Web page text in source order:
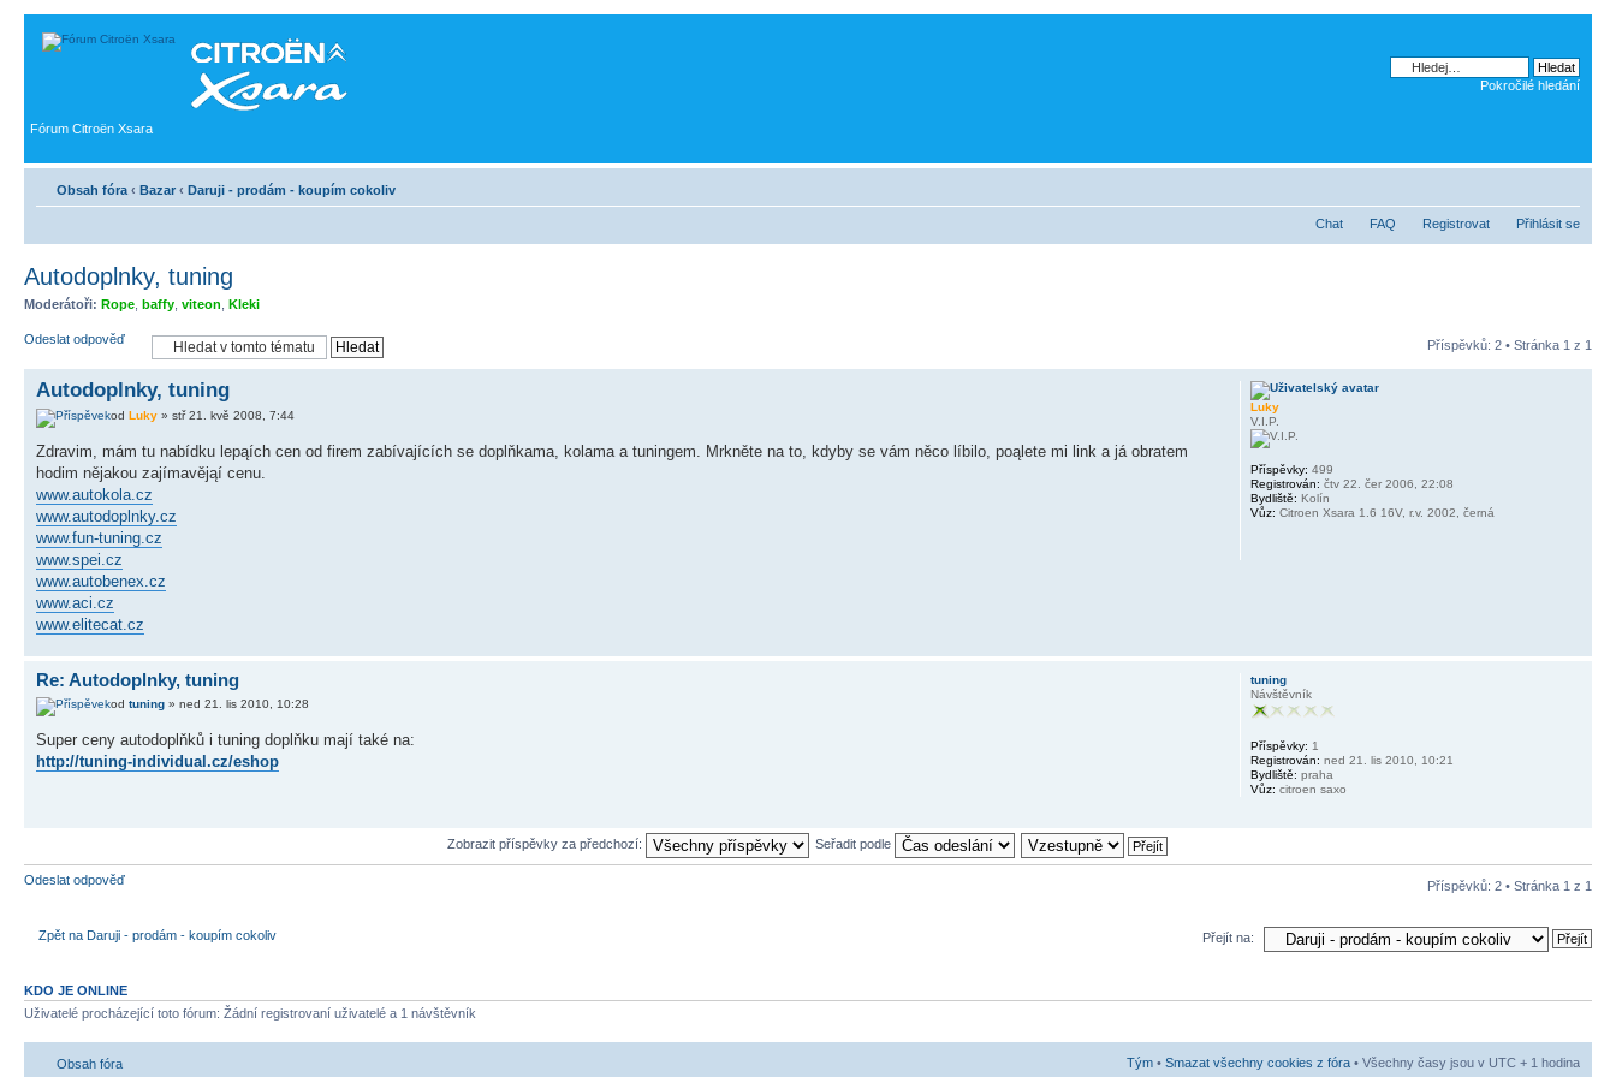
Fórum Citroën Xsara
Pokročilé hledání
Obsah fóra ‹ Bazar ‹ Daruji - prodám - koupím cokoliv
Chat FAQ Registrovat Přihlásit se
Autodoplnky, tuning
Moderátoři: Rope baffy viteon Kleki
Odeslat odpověď Příspěvků: 2 • Stránka 1 z 1
Autodoplnky, tuning
od Luky » stř 21. kvě 2008, 7:44
Zdravim, mám tu nabídku lepąích cen od firem zabívajících se doplňkama, kolama a tuningem. Mrkněte na to, kdyby se vám něco líbilo, poąlete mi link a já obratem
hodim nějakou zajímavějąí cenu.
www.autokola.cz
www.autodoplnky.cz
www.fun-tuning.cz
www.spei.cz
www.autobenex.cz
www.aci.cz
www.elitecat.cz
Luky
V.I.P.
Příspěvky: 499
Registrován: čtv 22. čer 2006, 22:08
Bydliště: Kolín
Vůz: Citroen Xsara 1.6 16V, r.v. 2002, černá
Re: Autodoplnky, tuning
od tuning » ned 21. lis 2010, 10:28
Super ceny autodoplňků i tuning doplňku mají také na:
http://tuning-individual.cz/eshop
tuning
Návštěvník
Příspěvky: 1
Registrován: ned 21. lis 2010, 10:21
Bydliště: praha
Vůz: citroen saxo
Zobrazit příspěvky za předchozí: Seřadit podle
Odeslat odpověď Příspěvků: 2 • Stránka 1 z 1
Zpět na Daruji - prodám - koupím cokoliv Přejít na:
KDO JE ONLINE
Uživatelé procházející toto fórum: Žádní registrovaní uživatelé a 1 návštěvník
Obsah fóra Tým • Smazat všechny cookies z fóra • Všechny časy jsou v UTC + 1 hodina